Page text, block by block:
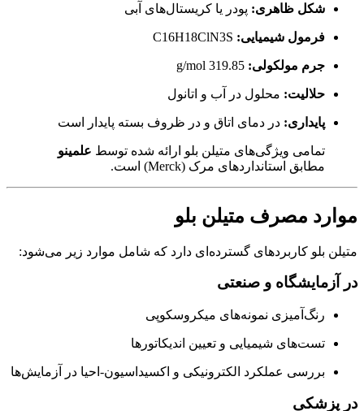
شکل ظاهری: پودر یا کریستال‌های آبی
فرمول شیمیایی:
جرم مولکولی:
حلالیت: محلول در آب و اتانول
پایداری: در دمای اتاق و در ظروف بسته پایدار است
تمامی ویژگی‌های متیلن بلو ارائه شده توسط علمینو
مطابق استانداردهای مرک (Merck) است.
موارد مصرف متیلن بلو
متیلن بلو کاربردهای گسترده‌ای دارد که شامل موارد زیر می‌شود:
در آزمایشگاه و صنعتی
رنگ‌آمیزی نمونه‌های میکروسکوپی
تست‌های شیمیایی و تعیین اندیکاتورها
بررسی عملکرد الکترونیکی و اکسیداسیون-احیا در آزمایش‌ها
در پزشکی